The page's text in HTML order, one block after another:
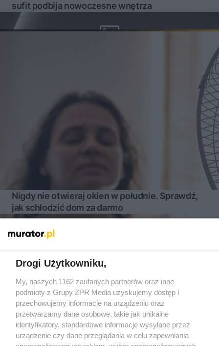
sufit podbija nowoczesne wnętrza
Nigdy nie otwieraj okien w południe. Sprawdź,
jak schłodzić dom za darmo
Żaden utwór zamieszczony w serwisie nie może być powielany i
rozpowszechniany lub dalej rozpowszechniany w jakikolwiek
sposób (w tym także elektroniczny lub mechaniczny) na
jakimkolwiek polu eksploatacji w jakiejkolwiek formie, włącznie z
umieszczaniem w Internecie bez pisemnej zgody właściciela praw.
Jakiekolwiek użycie lub wykorzystanie utworów w całości lub w
części z naruszeniem prawa, tzn. bez właściwej zgody, jest
zabronione pod groźbą kary i może być ścigane prawnie.
Drogi Użytkowniku,
My, naszych 1162 zaufanych partnerów oraz inne
podmioty z Grupy ZPR Media uzyskujemy dostęp i
przechowujemy informacje na urządzeniu oraz
przetwarzamy dane osobowe, takie jak unikalne
identyfikatory, standardowe informacje wysyłane przez
urządzenie czy dane przeglądania w celu zapewniania